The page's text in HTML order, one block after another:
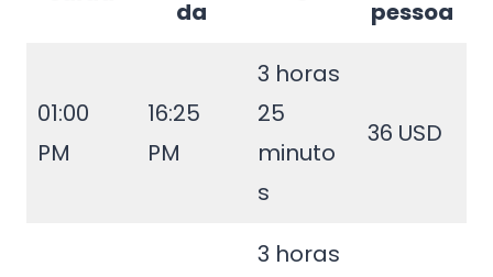
da
pessoa
01:00
PM
16:25
PM
3 horas
25
minuto
s
36 USD
3 horas